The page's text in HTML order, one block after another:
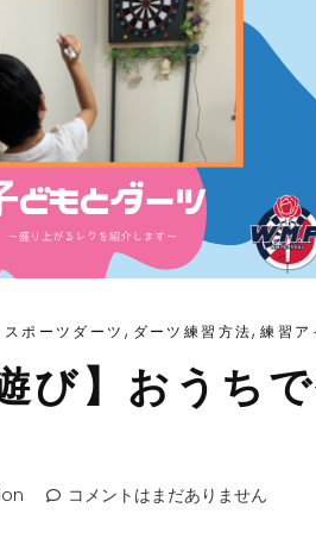
スポーツダーツ , ダーツ練習方法,練習ア
遊び】おうち
コメントはまだありません